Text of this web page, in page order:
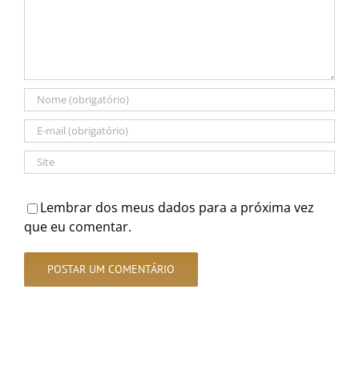
Lembrar dos meus dados para a próxima vez
que eu comentar.